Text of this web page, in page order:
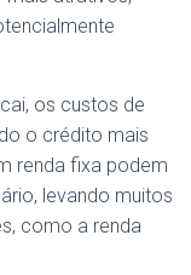
os custos de
o crédito mais
renda fixa podem
levando muitos
como a renda